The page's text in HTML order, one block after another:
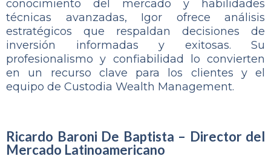
conocimiento del mercado y habilidades
técnicas avanzadas, Igor ofrece análisis
estratégicos que respaldan decisiones de
inversión informadas y exitosas. Su
profesionalismo y confiabilidad lo convierten
en un recurso clave para los clientes y el
equipo de Custodia Wealth Management.
Ricardo Baroni De Baptista – Director del
Mercado Latinoamericano